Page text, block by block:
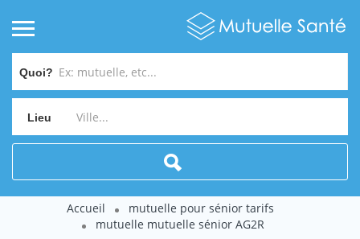
Quoi?
Lieu
Accueil
mutuelle pour sénior tarifs
mutuelle mutuelle sénior AG2R